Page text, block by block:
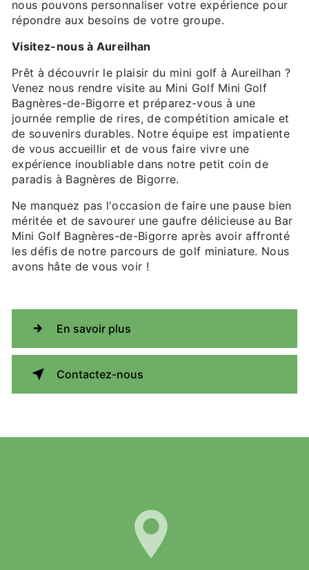
nous pouvons personnaliser votre expérience pour
répondre aux besoins de votre groupe.
Visitez-nous à Aureilhan
Prêt à découvrir le plaisir du mini golf à Aureilhan ?
Venez nous rendre visite au Mini Golf Mini Golf
Bagnères-de-Bigorre et préparez-vous à une
journée remplie de rires, de compétition amicale et
de souvenirs durables. Notre équipe est impatiente
de vous accueillir et de vous faire vivre une
expérience inoubliable dans notre petit coin de
paradis à Bagnères de Bigorre.
Ne manquez pas l'occasion de faire une pause bien
méritée et de savourer une gaufre délicieuse au Bar
Mini Golf Bagnères-de-Bigorre après avoir affronté
les défis de notre parcours de golf miniature. Nous
avons hâte de vous voir !
En savoir plus
Contactez-nous